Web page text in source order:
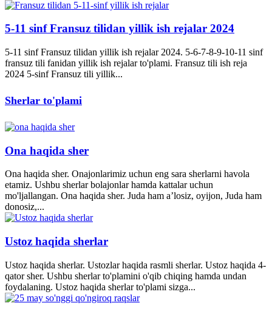
5-11 sinf Fransuz tilidan yillik ish rejalar 2024
5-11 sinf Fransuz tilidan yillik ish rejalar 2024. 5-6-7-8-9-10-11 sinf
fransuz tili fanidan yillik ish rejalar to'plami. Fransuz tili ish reja
2024 5-sinf Fransuz tili yillik...
Sherlar to'plami
Ona haqida sher
Ona haqida sher. Onajonlarimiz uchun eng sara sherlarni havola
etamiz. Ushbu sherlar bolajonlar hamda kattalar uchun
mo'ljallangan. Ona haqida sher. Juda ham a’losiz, oyijon, Juda ham
donosiz,...
Ustoz haqida sherlar
Ustoz haqida sherlar. Ustozlar haqida rasmli sherlar. Ustoz haqida 4-
qator sher. Ushbu sherlar to'plamini o'qib chiqing hamda undan
foydalaning. Ustoz haqida sherlar to'plami sizga...